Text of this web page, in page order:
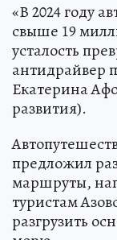
«В 2024 году
свыше 19
усталость
антидрайвер
Екатерина
развития).
предложил
маршруты,
туристам
разгрузить